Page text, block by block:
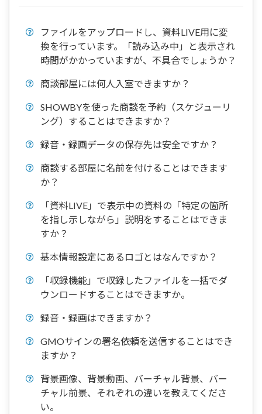
ファイルをアップロードし、資料LIVE用に変
換を行っています。「読み込み中」と表示され
時間がかかっていますが、不具合でしょうか？
商談部屋には何人入室できますか？
SHOWBYを使った商談を予約（スケジューリ
ング）することはできますか？
録音・録画データの保存先は安全ですか？
商談する部屋に名前を付けることはできます
か？
「資料LIVE」で表示中の資料の「特定の箇所
を指し示しながら」説明をすることはできま
すか？
基本情報設定にあるロゴとはなんですか？
「収録機能」で収録したファイルを一括でダ
ウンロードすることはできますか。
録音・録画はできますか？
GMOサインの署名依頼を送信することはでき
ますか？
背景画像、背景動画、バーチャル背景、バー
チャル前景、それぞれの違いを教えてくださ
い。